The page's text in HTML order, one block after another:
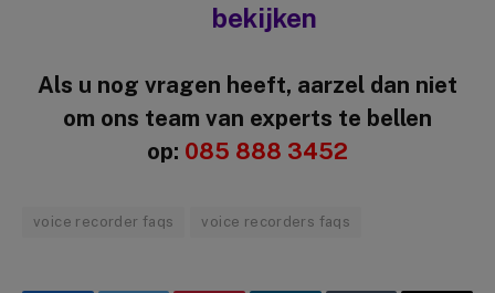
bekijken
Als u nog vragen heeft, aarzel dan niet
om ons team van experts te bellen
op: 085 888 3452
voice recorder faqs voice recorders faqs